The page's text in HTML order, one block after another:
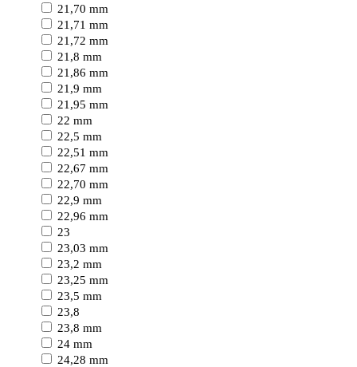
21,70 mm
21,71 mm
21,72 mm
21,8 mm
21,86 mm
21,9 mm
21,95 mm
22 mm
22,5 mm
22,51 mm
22,67 mm
22,70 mm
22,9 mm
22,96 mm
23
23,03 mm
23,2 mm
23,25 mm
23,5 mm
23,8
23,8 mm
24 mm
24,28 mm